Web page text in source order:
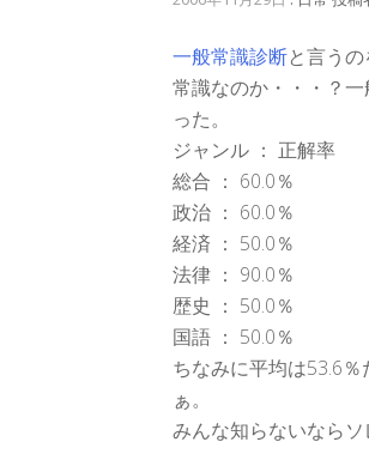
一般常識診断と言うの
常識なのか・・・？
った。
ジャンル ： 正解率
総合 ： 60.0％
政治 ： 60.0％
経済 ： 50.0％
法律 ： 90.0％
歴史 ： 50.0％
国語 ： 50.0％
ちなみに平均は53.6
ぁ。
みんな知らないならソ